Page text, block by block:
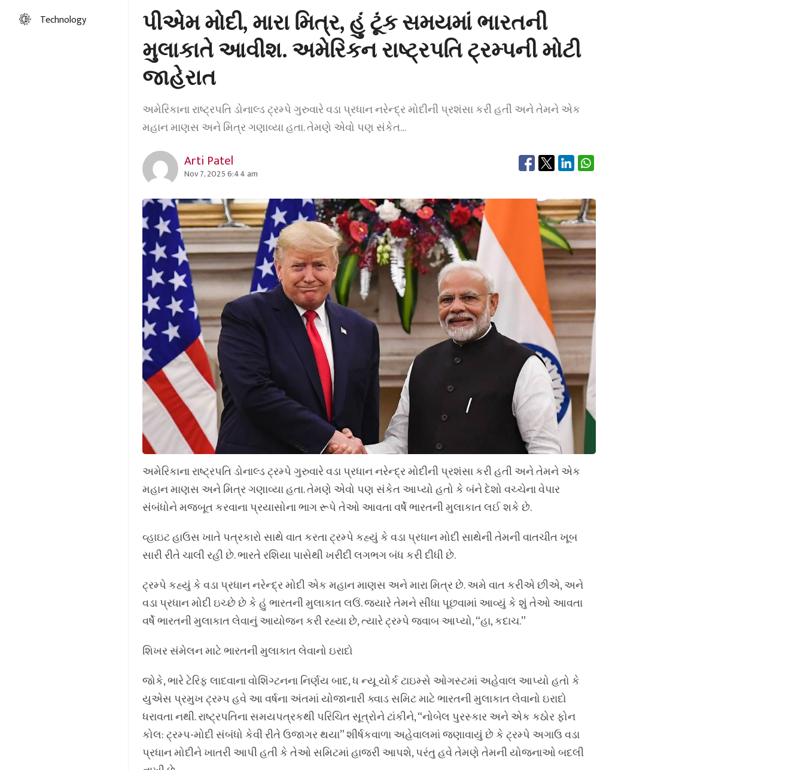
Technology
પીએમ મોદી, મારા મિત્ર, હું ટૂંક સમયમાં ભારતની
મુલાકાતે આવીશ. અમેરિકન રાષ્ટ્રપતિ ટ્રમ્પની મોટી
જાહેરાત
અમેરિકાના રાષ્ટ્રપતિ ડોનાલ્ડ ટ્રમ્પે ગુરુવારે વડા પ્રધાન નરેન્દ્ર મોદીની પ્રશંસા કરી હતી અને તેમને એક
મહાન માણસ અને મિત્ર ગણાવ્યા હતા. તેમણે એવો પણ સંકેત…
Arti Patel
Nov 7, 2025 6:44 am
અમેરિકાના રાષ્ટ્રપતિ ડોનાલ્ડ ટ્રમ્પે ગુરુવારે વડા પ્રધાન નરેન્દ્ર મોદીની પ્રશંસા કરી હતી અને તેમને એક
મહાન માણસ અને મિત્ર ગણાવ્યા હતા. તેમણે એવો પણ સંકેત આપ્યો હતો કે બંને દેશો વચ્ચેના વેપાર
સંબંધોને મજબૂત કરવાના પ્રયાસોના ભાગ રૂપે તેઓ આવતા વર્ષે ભારતની મુલાકાત લઈ શકે છે.
વ્હાઇટ હાઉસ ખાતે પત્રકારો સાથે વાત કરતા ટ્રમ્પે કહ્યું કે વડા પ્રધાન મોદી સાથેની તેમની વાતચીત ખૂબ
સારી રીતે ચાલી રહી છે. ભારતે રશિયા પાસેથી ખરીદી લગભગ બંધ કરી દીધી છે.
ટ્રમ્પે કહ્યું કે વડા પ્રધાન નરેન્દ્ર મોદી એક મહાન માણસ અને મારા મિત્ર છે. અમે વાત કરીએ છીએ, અને
વડા પ્રધાન મોદી ઇચ્છે છે કે હું ભારતની મુલાકાત લઉં. જ્યારે તેમને સીધા પૂછવામાં આવ્યું કે શું તેઓ આવતા
વર્ષે ભારતની મુલાકાત લેવાનું આયોજન કરી રહ્યા છે, ત્યારે ટ્રમ્પે જવાબ આપ્યો, “હા, કદાચ.”
શિખર સંમેલન માટે ભારતની મુલાકાત લેવાનો ઇરાદો
જોકે, ભારે ટેરિફ લાદવાના વોશિંગ્ટનના નિર્ણય બાદ, ધ ન્યૂ યોર્ક ટાઇમ્સે ઓગસ્ટમાં અહેવાલ આપ્યો હતો કે
યુએસ પ્રમુખ ટ્રમ્પ હવે આ વર્ષના અંતમાં યોજાનારી ક્વાડ સમિટ માટે ભારતની મુલાકાત લેવાનો ઇરાદો
ધરાવતા નથી. રાષ્ટ્રપતિના સમયપત્રકથી પરિચિત સૂત્રોને ટાંકીને, “નોબેલ પુરસ્કાર અને એક કઠોર ફોન
કોલ: ટ્રમ્પ-મોદી સંબંધો કેવી રીતે ઉજાગર થયા” શીર્ષકવાળા અહેવાલમાં જણાવાયું છે કે ટ્રમ્પે અગાઉ વડા
પ્રધાન મોદીને ખાતરી આપી હતી કે તેઓ સમિટમાં હાજરી આપશે, પરંતુ હવે તેમણે તેમની યોજનાઓ બદલી